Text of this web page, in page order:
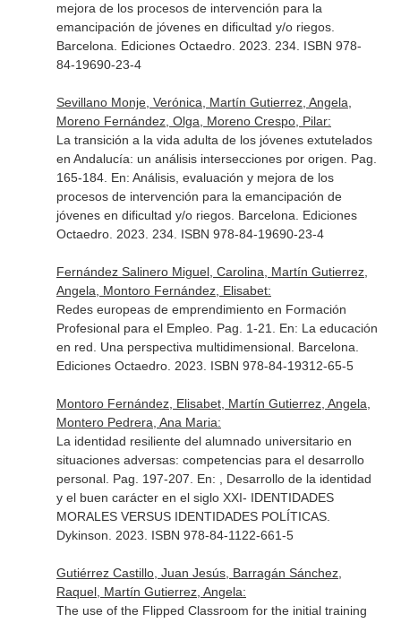
mejora de los procesos de intervención para la
emancipación de jóvenes en dificultad y/o riegos.
Barcelona. Ediciones Octaedro. 2023. 234. ISBN 978-
84-19690-23-4
Sevillano Monje, Verónica, Martín Gutierrez, Angela,
Moreno Fernández, Olga, Moreno Crespo, Pilar:
La transición a la vida adulta de los jóvenes extutelados
en Andalucía: un análisis intersecciones por origen. Pag.
165-184. En: Análisis, evaluación y mejora de los
procesos de intervención para la emancipación de
jóvenes en dificultad y/o riegos. Barcelona. Ediciones
Octaedro. 2023. 234. ISBN 978-84-19690-23-4
Fernández Salinero Miguel, Carolina, Martín Gutierrez,
Angela, Montoro Fernández, Elisabet:
Redes europeas de emprendimiento en Formación
Profesional para el Empleo. Pag. 1-21. En: La educación
en red. Una perspectiva multidimensional. Barcelona.
Ediciones Octaedro. 2023. ISBN 978-84-19312-65-5
Montoro Fernández, Elisabet, Martín Gutierrez, Angela,
Montero Pedrera, Ana Maria:
La identidad resiliente del alumnado universitario en
situaciones adversas: competencias para el desarrollo
personal. Pag. 197-207. En: , Desarrollo de la identidad
y el buen carácter en el siglo XXI- IDENTIDADES
MORALES VERSUS IDENTIDADES POLÍTICAS.
Dykinson. 2023. ISBN 978-84-1122-661-5
Gutiérrez Castillo, Juan Jesús, Barragán Sánchez,
Raquel, Martín Gutierrez, Angela:
The use of the Flipped Classroom for the initial training